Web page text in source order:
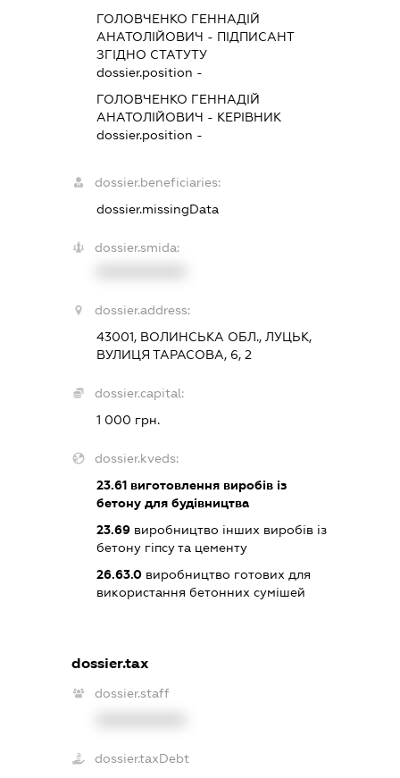
ГОЛОВЧЕНКО ГЕННАДІЙ
АНАТОЛІЙОВИЧ - ПІДПИСАНТ
ЗГІДНО СТАТУТУ
dossier.position -
ГОЛОВЧЕНКО ГЕННАДІЙ
АНАТОЛІЙОВИЧ - КЕРІВНИК
dossier.position -
dossier.beneficiaries:
dossier.missingData
dossier.smida:
dossier.address:
43001, ВОЛИНСЬКА ОБЛ., ЛУЦЬК,
ВУЛИЦЯ ТАРАСОВА, 6, 2
dossier.capital:
1 000 грн.
dossier.kveds:
23.61виготовлення виробів із
бетону для будівництва
23.69виробництво інших виробів із
бетону гіпсу та цементу
26.63.0виробництво готових для
використання бетонних сумішей
dossier.tax
dossier.staff
dossier.taxDebt